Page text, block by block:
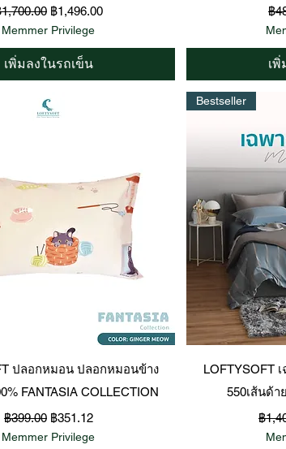
าคาปกติ ราคาขายลด
฿1,496.00
Memmer Privilege
เพิ่มลงในรถเข็น
รา
฿
เ
ดูข้อมูลด่วน
ปลอกหมอน ปลอกหมอนข้าง
FANTASIA COLLECTION
ราคาปกติ
฿399.00 ราคาขายลด
฿351.12
Memmer Privilege
Bestseller
LOFTYSOFT
550เส้นด้า
ราค
฿